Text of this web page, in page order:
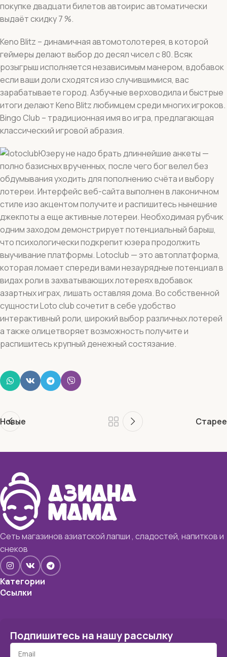
покупке двадцати билетов автоирис автоматически
выдаёт скидку 7 %.
Keno Blitz – динамичная автомотолотерея, в которой
геймеры делают выбор до десял чисел с 80. Всяк
розыгрыш исполняется независимым манером, вдобавок
если ваши доли сходятся изо случившимися, вас
зарабатываете город. Азбучные верховодила и быстрые
итоги делают Keno Blitz любимцем среди многих игроков.
Bingo Club – традиционная имя во игра, предлагающая
классический игровой абразия.
Юзеру не надо брать длиннейшие анкеты —
полно базисных врученных, после чего бог велел без
обдумывания уходить для пополнению счёта и выбору
лотереи. Интерфейс веб-сайта выполнен в лаконичном
стиле изо акцентом получите и распишитесь нынешние
джекпоты а еще активные лотереи. Необходимая рубчик
одним заходом демонстрирует потенциальный барыш,
что психологически подкрепит юзера продолжить
выучивание платформы. Lotoclub — это автоплатформа,
которая ломает спереди вами незаурядные потенциал в
видах роли в захватывающих лотереях вдобавок
азартных играх, лишать оставляя дома. Во собственной
сущности Loto club сочетит в себе удобство
интерактивный роли, широкий выбор различных лотерей
а также олицетворяет возможность получите и
распишитесь крупный денежный состязание.
Новые Старее
Сеть магазинов азиатской лапши , сладостей, напитков и
снеков
Категории
Ссылки
Подпишитесь на нашу рассылку